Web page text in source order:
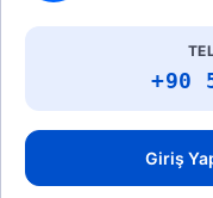
+90
Giriş